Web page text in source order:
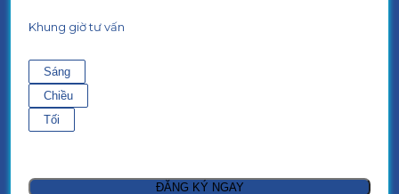
Khung giờ tư vấn
Sáng
Chiều
Tối